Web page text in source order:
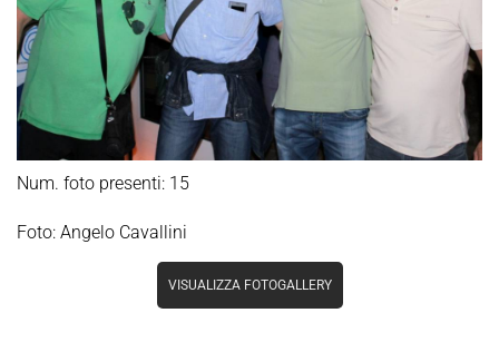
Num. foto presenti: 15
Foto: Angelo Cavallini
VISUALIZZA FOTOGALLERY